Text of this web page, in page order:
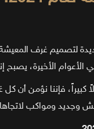
الأخيرة، يصبح
فإننا نؤمن أن
ومواكب لاتجاهات